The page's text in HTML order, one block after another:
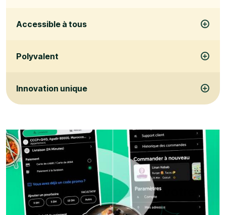
Accessible à tous
Polyvalent
Innovation unique
ANAHNA
L’innovation au service de votre
quotidien